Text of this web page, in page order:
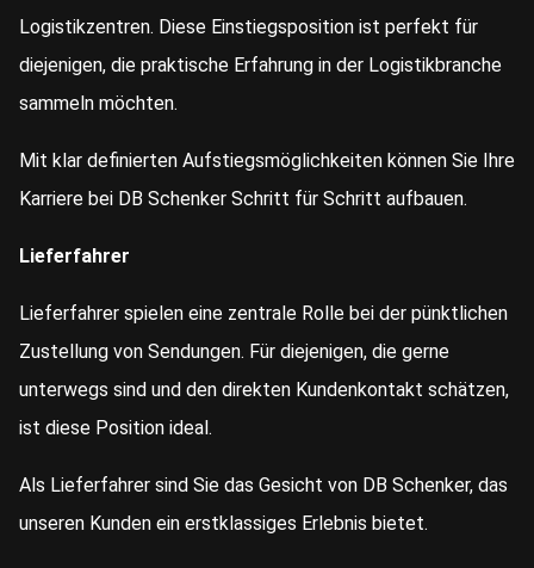
Logistikzentren. Diese Einstiegsposition ist perfekt für
diejenigen, die praktische Erfahrung in der Logistikbranche
sammeln möchten.
Mit klar definierten Aufstiegsmöglichkeiten können Sie Ihre
Karriere bei DB Schenker Schritt für Schritt aufbauen.
Lieferfahrer
Lieferfahrer spielen eine zentrale Rolle bei der pünktlichen
Zustellung von Sendungen. Für diejenigen, die gerne
unterwegs sind und den direkten Kundenkontakt schätzen,
ist diese Position ideal.
Als Lieferfahrer sind Sie das Gesicht von DB Schenker, das
unseren Kunden ein erstklassiges Erlebnis bietet.